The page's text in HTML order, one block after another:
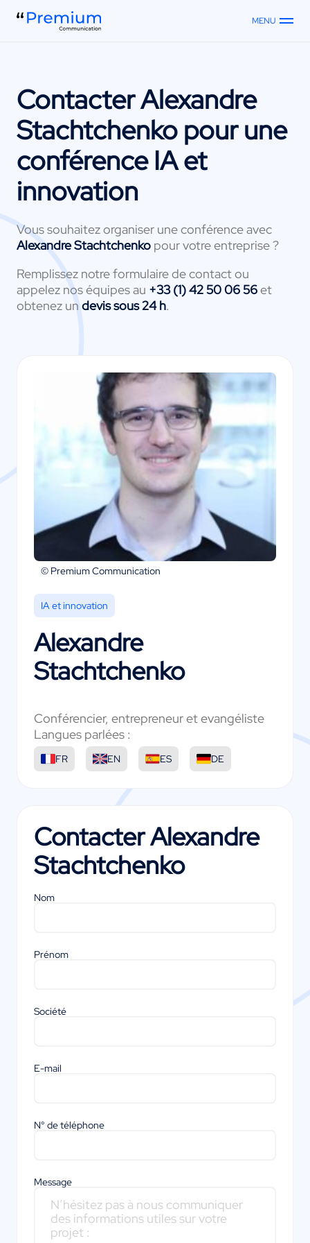
MENU
ContacterAlexandre
Stachtchenkopour une
conférence IA et
innovation
Vous souhaitez organiser une conférence avec
Alexandre Stachtchenko pour votre entreprise ?
Remplissez notre formulaire de contact ou
appelez nos équipes au +33 (1) 42 50 06 56et
obtenez undevis sous 24 h.
© Premium Communication
IA et innovation
Alexandre
Stachtchenko
Conférencier, entrepreneur et evangéliste
Langues parlées :
FR EN ES DE
ContacterAlexandre
Stachtchenko
Nom
Prénom
Société
E-mail
N° de téléphone
Message